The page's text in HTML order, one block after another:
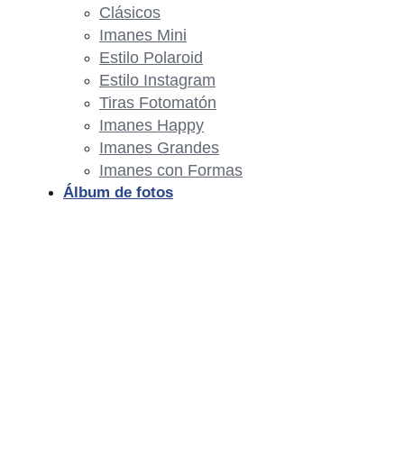
Clásicos
Imanes Mini
Estilo Polaroid
Estilo Instagram
Tiras Fotomatón
Imanes Happy
Imanes Grandes
Imanes con Formas
Álbum de fotos